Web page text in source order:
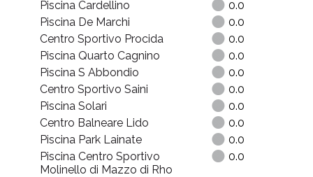
Piscina Cardellino
0.0
Piscina De Marchi
0.0
Centro Sportivo Procida
0.0
Piscina Quarto Cagnino
0.0
Piscina S Abbondio
0.0
Centro Sportivo Saini
0.0
Piscina Solari
0.0
Centro Balneare Lido
0.0
Piscina Park Lainate
0.0
Piscina Centro Sportivo
Molinello di Mazzo di Rho
0.0